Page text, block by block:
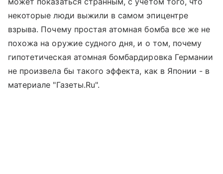
некоторые люди выжили в самом эпицентре
взрыва. Почему простая атомная бомба все же не
похожа на оружие судного дня, и о том, почему
гипотетическая атомная бомбардировка Германии
не произвела бы такого эффекта, как в Японии - в
материале "Газеты.Ru".